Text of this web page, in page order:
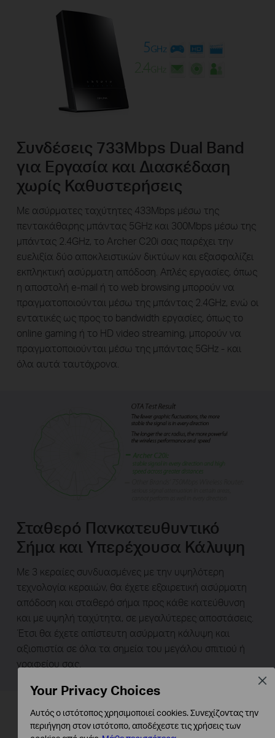
Συνδέσεις 733Mbps Dual Band
για Εργασία και Διασκέδαση
χωρίς Καθυστερήσεις
Με ασύρματες ταχύτητες 433Mbps μέσω της
πεντακάθαρης μπάντας 5GHz και 300Mbps μέσω της
μπάντας 2.4GHz, το Archer C20i σας παρέχει την
ευελιξία δύο αποκλειστικών δικτύων και εξασφαλίζει
εκπληκτική ασύρματη απόδοση. Απλές εργασίες, όπως
η αποστολή e-mail ή το web browsing μπορούν να
πραγματοποιούνται μέσω της μπάντας 2.4GHz, ενώ οι
εντατικές ως προς το bandwidth εργασίες, όπως το
online gaming ή το HD video streaming, μπορούν να
πραγματοποιούνται μέσω της μπάντας 5GHz - και
όλα αυτά ταυτόχρονα.
Σταθερό Πανκατευθυντικό
Σήμα και Υπερέχουσα Κάλυψη
Με 3 κεραίες συνδυασμένες με την υψηλότερη
τεχνολογία κεραιών, θα έχετε εξαιρετική ασύρματη
απόδοση και σταθερό σήμα προς κάθε κατεύθυνση
και με υψηλή ταχύτητα, σε μεγαλύτερες αποστάσεις.
Έτσι θα έχετε απίστευτη ασύρματη κάλυψη και
αξιοπιστία σε όλα τα σημεία του μεγάλου σπιτιού ή
γραφείου σας.
Your Privacy Choices
Αυτός ο ιστότοπος χρησιμοποιεί cookies. Συνεχίζοντας την
περιήγηση στον ιστότοπο, αποδέχεστε τις χρήσεις των